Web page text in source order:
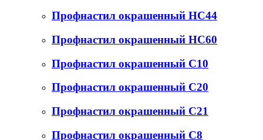
Профнастил окрашенный НС44
Профнастил окрашенный НС60
Профнастил окрашенный С10
Профнастил окрашенный С20
Профнастил окрашенный С21
Профнастил окрашенный С8